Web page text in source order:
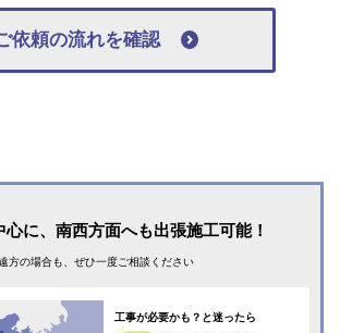
依頼の流れを確認
心に、南西方面へも出張施工可能！
方の場合も、ぜひ一度ご相談ください
工事が必要かも？と迷ったら